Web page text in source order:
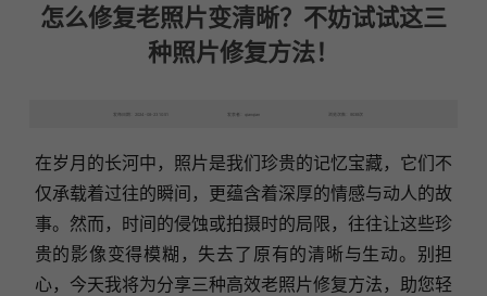
怎么修复老照片变清晰？不妨试试这三
种照片修复方法！
发布日期：2024-08-23 10:51 发表者：qianqian 浏览次数：9039次
在岁月的长河中，照片是我们珍贵的记忆宝藏，它们不
仅承载着过往的瞬间，更蕴含着深厚的情感与动人的故
事。然而，时间的侵蚀或拍摄时的局限，往往让这些珍
贵的影像变得模糊，失去了原有的清晰与生动。别担
心，今天我将为分享三种高效老照片修复方法，助您轻